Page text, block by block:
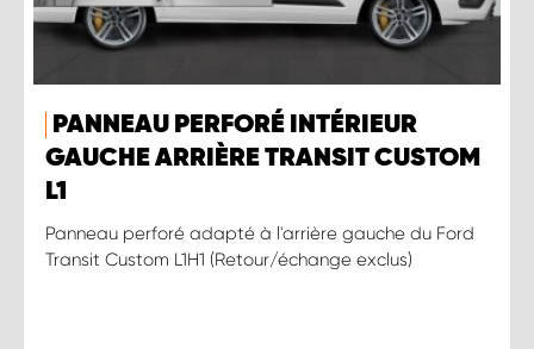
PANNEAU PERFORÉ INTÉRIEUR
GAUCHE ARRIÈRE TRANSIT CUSTOM
L1
Panneau perforé adapté à l'arrière gauche du Ford
Transit Custom L1H1 (Retour/échange exclus)